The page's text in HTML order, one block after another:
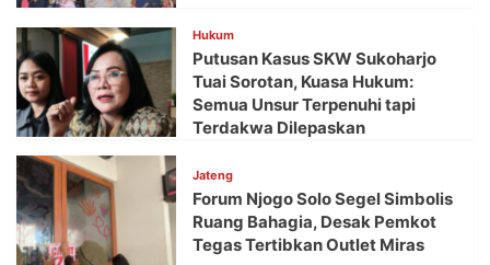
Hukum
Putusan Kasus SKW Sukoharjo
Tuai Sorotan, Kuasa Hukum:
Semua Unsur Terpenuhi tapi
Terdakwa Dilepaskan
Jateng
Forum Njogo Solo Segel Simbolis
Ruang Bahagia, Desak Pemkot
Tegas Tertibkan Outlet Miras